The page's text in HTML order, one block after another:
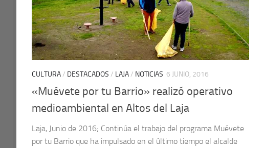
CULTURA/ DESTACADOS / LAJA/ NOTICIAS 6 JUNIO, 2016
«Muévete por tu Barrio» realizó operativo
medioambiental en Altos del Laja
Laja, Junio de 2016; Continúa el trabajo del programa Muévete
por tu Barrio que ha impulsado en el último tiempo el alcalde